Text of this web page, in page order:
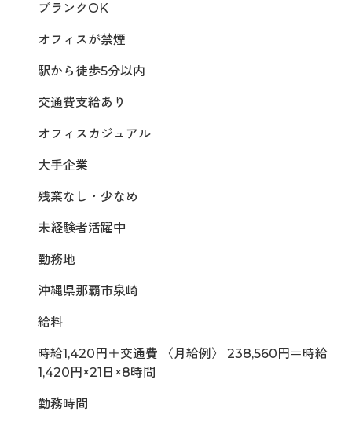
ブランクOK
オフィスが禁煙
駅から徒歩5分以内
交通費支給あり
オフィスカジュアル
大手企業
残業なし・少なめ
未経験者活躍中
勤務地
沖縄県那覇市泉崎
給料
時給1,420円＋交通費 〈月給例〉 238,560円＝時給
1,420円×21日×8時間
勤務時間